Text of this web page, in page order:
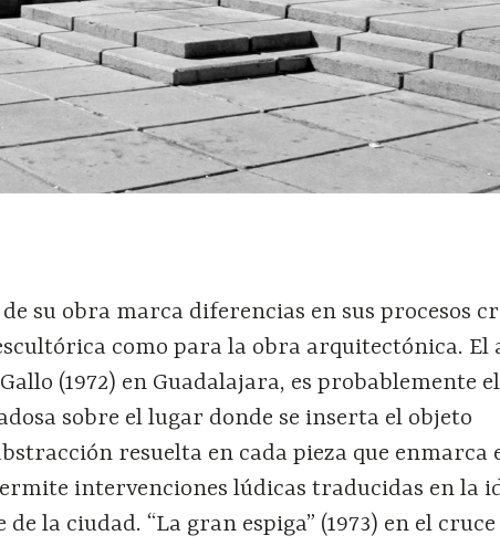
su obra marca diferencias en sus procesos
como para la obra arquitectónica. El
(1972) en Guadalajara, es probablemente
sobre el lugar donde se inserta el objeto
resuelta en cada pieza que enmarca
intervenciones lúdicas traducidas en la
la ciudad. “La gran espiga” (1973) en el cruce